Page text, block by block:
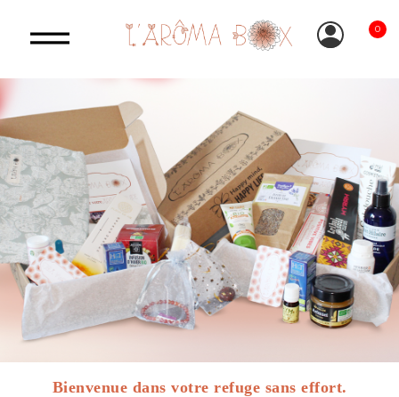
0
Bienvenue dans votre refuge sans effort.